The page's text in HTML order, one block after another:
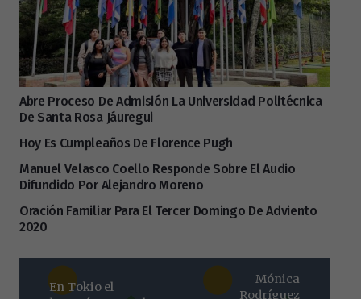
Abre Proceso De Admisión La Universidad Politécnica
De Santa Rosa Jáuregui
Hoy Es Cumpleaños De Florence Pugh
Manuel Velasco Coello Responde Sobre El Audio
Difundido Por Alejandro Moreno
Oración Familiar Para El Tercer Domingo De Adviento
2020
En Tokio el
Mónica
Rodríguez